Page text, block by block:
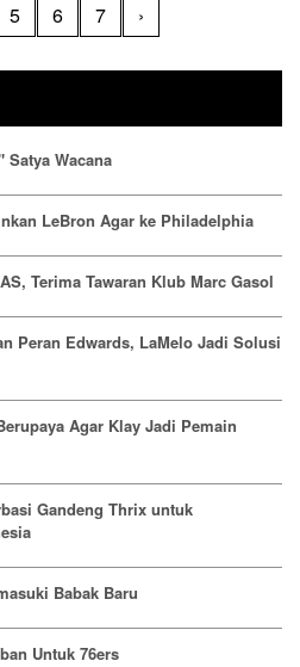
5 6 7 ›
Satya Wacana
LeBron Agar ke Philadelphia
Terima Tawaran Klub Marc Gasol
Peran Edwards, LaMelo Jadi Solusi
Agar Klay Jadi Pemain
Gandeng Thrix untuk
Babak Baru
Untuk 76ers